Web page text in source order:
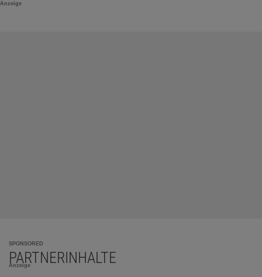
Anzeige
SPONSORED
PARTNERINHALTE
Anzeige